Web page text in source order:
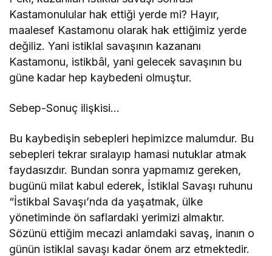
Kastamonulular hak ettiği yerde mi? Hayır,
maalesef Kastamonu olarak hak ettiğimiz yerde
değiliz. Yani istiklal savaşının kazananı
Kastamonu, istikbâl, yani gelecek savaşının bu
güne kadar hep kaybedeni olmuştur.
Sebep-Sonuç ilişkisi…
Bu kaybedişin sebepleri hepimizce malumdur. Bu
sebepleri tekrar sıralayıp hamasi nutuklar atmak
faydasızdır. Bundan sonra yapmamız gereken,
bugünü milat kabul ederek, İstiklal Savaşı ruhunu
“İstikbal Savaşı’nda da yaşatmak, ülke
yönetiminde ön saflardaki yerimizi almaktır.
Sözünü ettiğim mecazi anlamdaki savaş, inanın o
günün istiklal savaşı kadar önem arz etmektedir.